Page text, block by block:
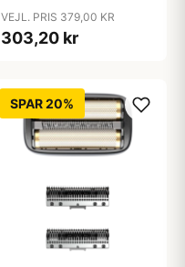
VEJL. PRIS 379,00 KR
303,20 kr
SPAR 20%